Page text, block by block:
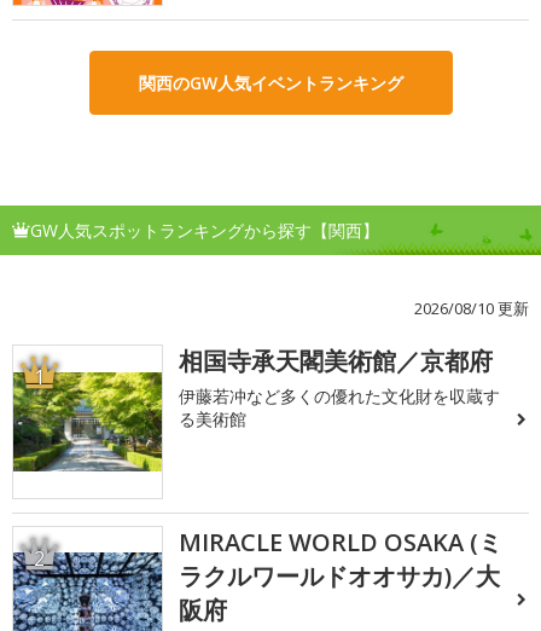
関西のGW人気イベントランキング
GW人気スポットランキングから探す【関西】
2026/08/10 更新
1 相国寺承天閣美術館／京都府
伊藤若冲など多くの優れた文化財を収蔵す
る美術館
2
MIRACLE WORLD OSAKA (ミ
ラクルワールドオオサカ)／大
阪府